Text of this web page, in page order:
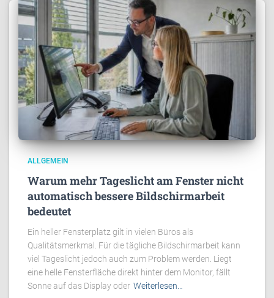
ALLGEMEIN
Warum mehr Tageslicht am Fenster nicht
automatisch bessere Bildschirmarbeit
bedeutet
Ein heller Fensterplatz gilt in vielen Büros als
Qualitätsmerkmal. Für die tägliche Bildschirmarbeit kann
viel Tageslicht jedoch auch zum Problem werden. Liegt
eine helle Fensterfläche direkt hinter dem Monitor, fällt
Sonne auf das Display oder Weiterlesen…